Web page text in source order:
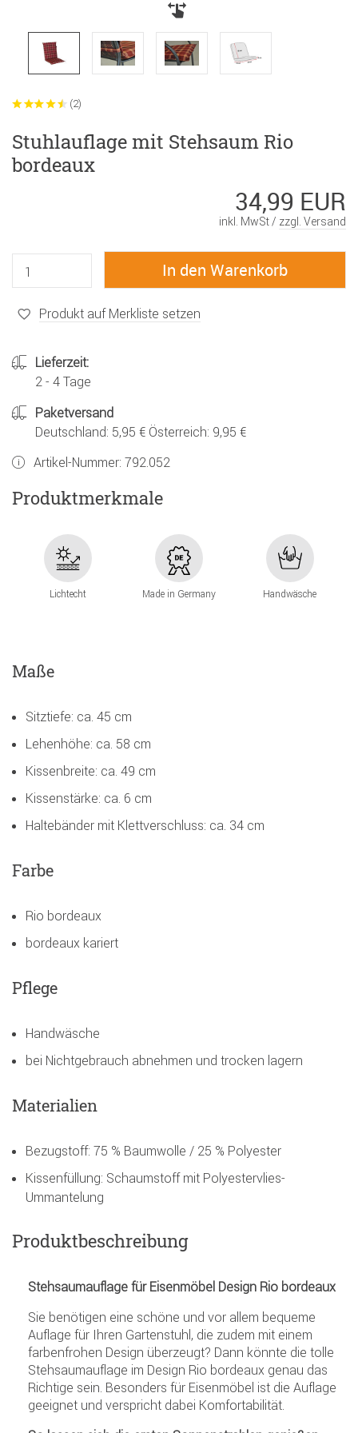
(2)
Stuhlauflage mit Stehsaum Rio
bordeaux
34,99 EUR
inkl. MwSt / zzgl. Versand
Produkt auf Merkliste setzen
Lieferzeit:
2 - 4 Tage
Paketversand
Deutschland: 5,95 € Österreich: 9,95 €
Artikel-Nummer: 792.052
Produktmerkmale
Lichtecht Made in Germany Handwäsche
Maße
Sitztiefe: ca. 45 cm
Lehenhöhe: ca. 58 cm
Kissenbreite: ca. 49 cm
Kissenstärke: ca. 6 cm
Haltebänder mit Klettverschluss: ca. 34 cm
Farbe
Rio bordeaux
bordeaux kariert
Pflege
Handwäsche
bei Nichtgebrauch abnehmen und trocken lagern
Materialien
Bezugstoff: 75 % Baumwolle / 25 % Polyester
Kissenfüllung: Schaumstoff mit Polyestervlies-
Ummantelung
Produktbeschreibung
Stehsaumauflage für Eisenmöbel Design Rio bordeaux
Sie benötigen eine schöne und vor allem bequeme
Auflage für Ihren Gartenstuhl, die zudem mit einem
farbenfrohen Design überzeugt? Dann könnte die tolle
Stehsaumauflage im Design Rio bordeaux genau das
Richtige sein. Besonders für Eisenmöbel ist die Auflage
geeignet und verspricht dabei Komfortabilität.